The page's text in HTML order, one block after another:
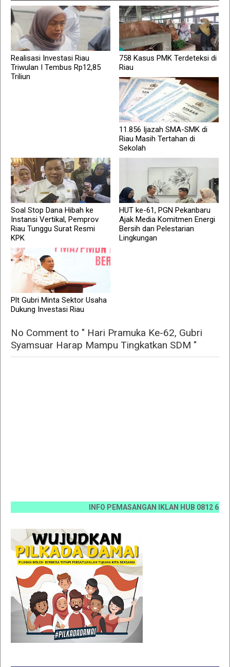
Realisasi Investasi Riau
Triwulan I Tembus Rp12,85
Triliun
758 Kasus PMK Terdeteksi di
Riau
11.856 Ijazah SMA-SMK di
Riau Masih Tertahan di
Sekolah
Soal Stop Dana Hibah ke
Instansi Vertikal, Pemprov
Riau Tunggu Surat Resmi
KPK
HUT ke-61, PGN Pekanbaru
Ajak Media Komitmen Energi
Bersih dan Pelestarian
Lingkungan
Plt Gubri Minta Sektor Usaha
Dukung Investasi Riau
No Comment to " Hari Pramuka Ke-62, Gubri
Syamsuar Harap Mampu Tingkatkan SDM "
INFO PEMASANGAN IKLAN HUB 0812 6670